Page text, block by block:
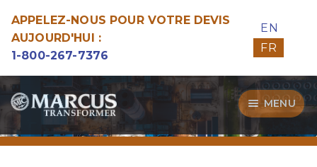
APPELEZ-NOUS POUR VOTRE DEVIS
AUJOURD'HUI :
1-800-267-7376
EN
FR
Aller
à
la
navigation
Aller
au
contenu
MENU
Transformateurs